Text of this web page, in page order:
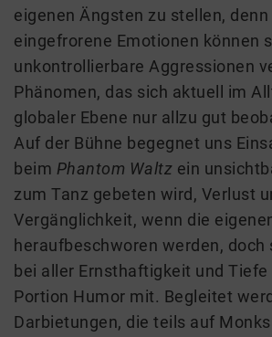
eigenen Ängsten zu stellen, denn
eingefrorene Emotionen können
unkontrollierbare Aggressionen
Phänomen, das sich aktuell im
globaler Ebene nur allzu gut
Auf der Bühne begegnet uns
beim Phantom Waltz ein
zum Tanz gebeten wird, Verlust
Vergänglichkeit, wenn die
heraufbeschworen werden,
bei aller Ernsthaftigkeit und
Portion Humor mit. Begleitet
Darbietungen, die teils auf